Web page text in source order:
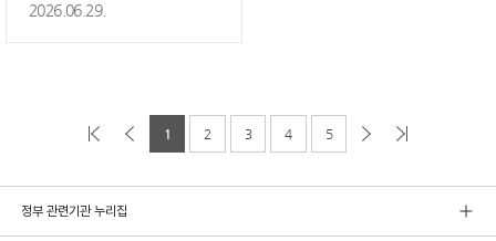
2026.06.29.
1 2 3 4 5
정부 관련기관 누리집